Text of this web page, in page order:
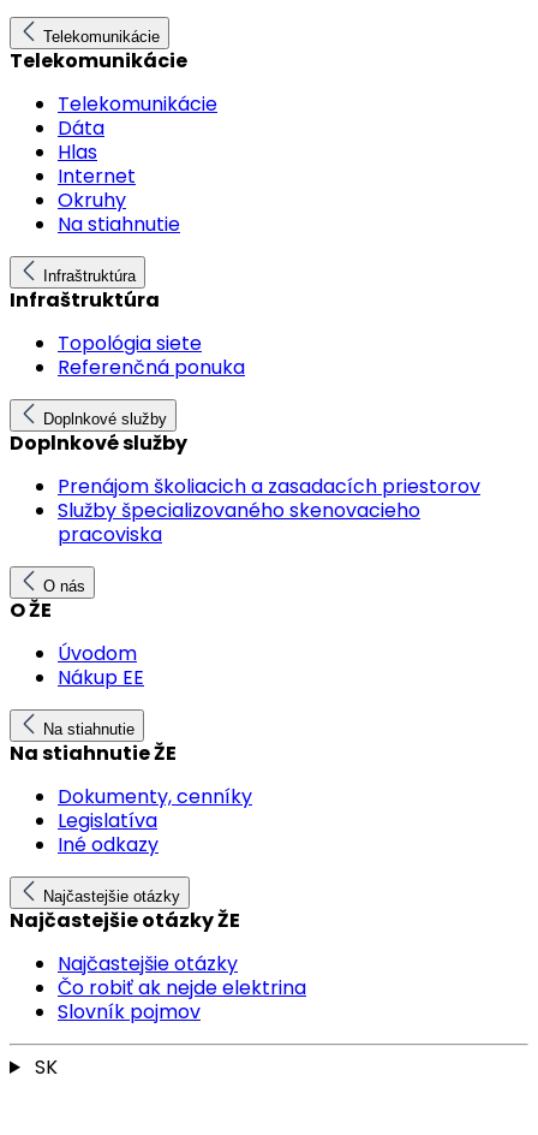
Telekomunikácie
Telekomunikácie
Telekomunikácie
Dáta
Hlas
Internet
Okruhy
Na stiahnutie
Infraštruktúra
Infraštruktúra
Topológia siete
Referenčná ponuka
Doplnkové služby
Doplnkové služby
Prenájom školiacich a zasadacích priestorov
Služby špecializovaného skenovacieho
pracoviska
O nás
O ŽE
Úvodom
Nákup EE
Na stiahnutie
Na stiahnutie ŽE
Dokumenty, cenníky
Legislatíva
Iné odkazy
Najčastejšie otázky
Najčastejšie otázky ŽE
Najčastejšie otázky
Čo robiť ak nejde elektrina
Slovník pojmov
SK